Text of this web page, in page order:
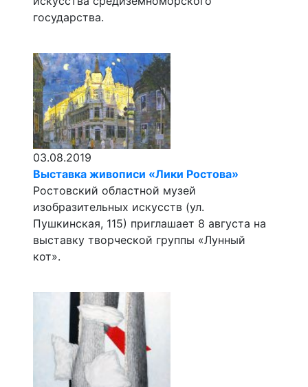
государства.
03.08.2019
Выставка живописи «Лики Ростова»
Ростовский областной музей
изобразительных искусств (ул.
Пушкинская, 115) приглашает 8 августа на
выставку творческой группы «Лунный
кот».